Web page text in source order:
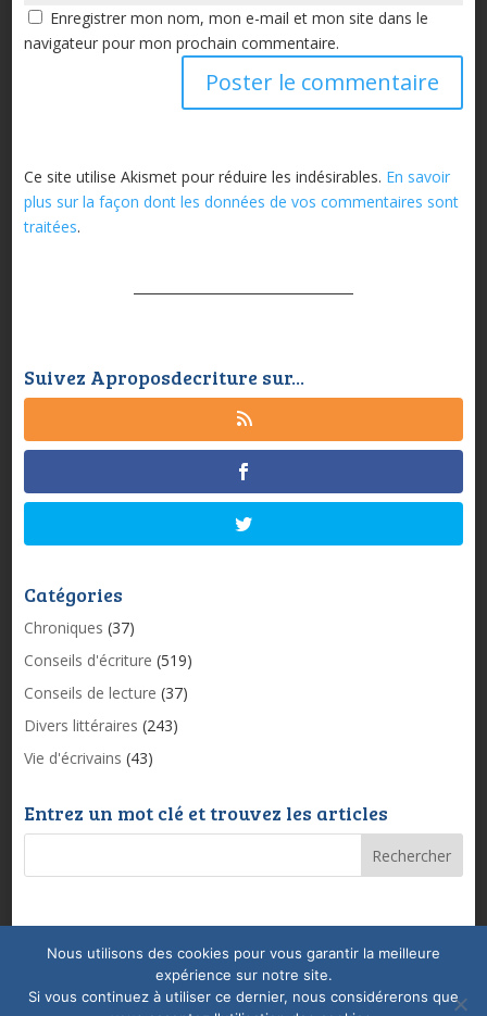
Enregistrer mon nom, mon e-mail et mon site dans le
navigateur pour mon prochain commentaire.
Ce site utilise Akismet pour réduire les indésirables. En savoir
plus sur la façon dont les données de vos commentaires sont
traitées.
Suivez Aproposdecriture sur...
Catégories
Chroniques (37)
Conseils d'écriture (519)
Conseils de lecture (37)
Divers littéraires (243)
Vie d'écrivains (43)
Entrez un mot clé et trouvez les articles
Mentions légales & Politique de confidentialité
Conditions Générales de Vente
Coaching
Nous utilisons des cookies pour vous garantir la meilleure
expérience sur notre site.
Si vous continuez à utiliser ce dernier, nous considérerons que